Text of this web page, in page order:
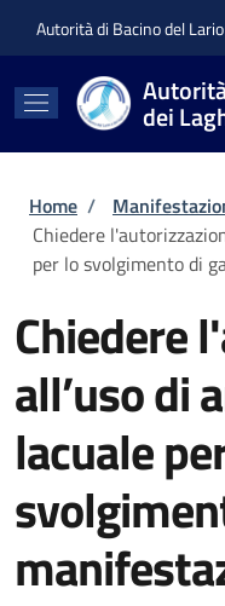
Autorità di Bacino del
dei
Briciole di
Home /
Chiedere
per lo svolgimento di
Chiedere
all’uso di
lacuale